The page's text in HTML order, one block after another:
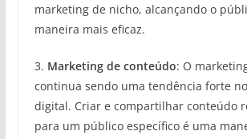
marketing de nicho, alcançando o
maneira mais eficaz.
3. Marketing de conteúdo: O
continua sendo uma tendência forte
digital. Criar e compartilhar conteúdo
para um público específico é uma